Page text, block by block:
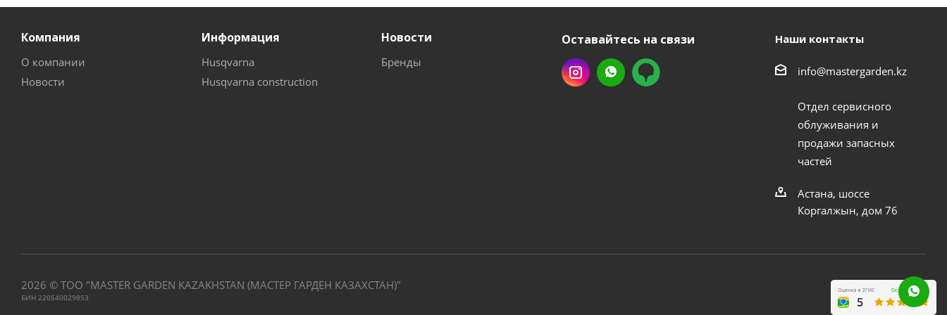
Компания
О компании
Новости
Информация
Husqvarna
Husqvarna construction
Новости
Бренды
Оставайтесь на связи Наши контакты
info@mastergarden.kz
Отдел сервисного
облуживания и
продажи запасных
частей
Астана, шоссе
Коргалжын, дом 76
2026 © ТОО "MASTER GARDEN KAZAKHSTAN (МАСТЕР ГАРДЕН КАЗАХСТАН)"
БИН 220540029853